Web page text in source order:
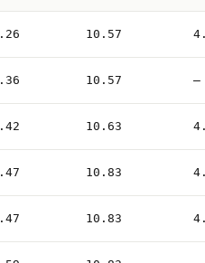
10.57
10.57 —
10.63
10.83
10.83